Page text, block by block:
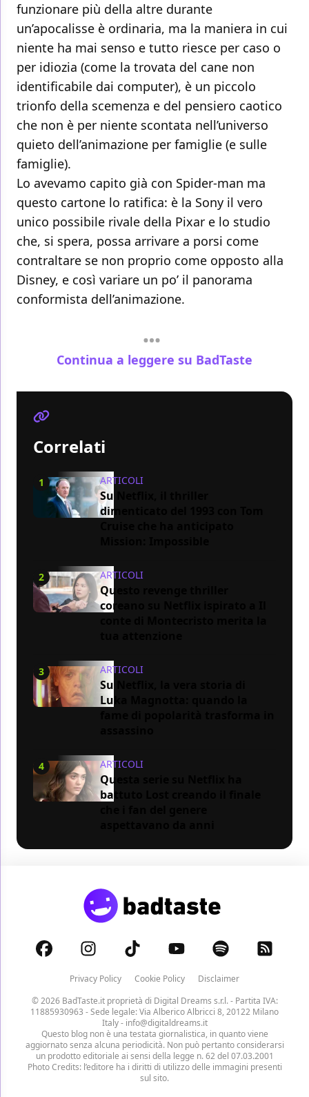
funzionare più della altre durante
un’apocalisse è ordinaria, ma la maniera in cui
niente ha mai senso e tutto riesce per caso o
per idiozia (come la trovata del cane non
identificabile dai computer), è un piccolo
trionfo della scemenza e del pensiero caotico
che non è per niente scontata nell’universo
quieto dell’animazione per famiglie (e sulle
famiglie).
Lo avevamo capito già con Spider-man ma
questo cartone lo ratifica: è la Sony il vero
unico possibile rivale della Pixar e lo studio
che, si spera, possa arrivare a porsi come
contraltare se non proprio come opposto alla
Disney, e così variare un po’ il panorama
conformista dell’animazione.
Continua a leggere su BadTaste
Correlati
1 ARTICOLI
Su Netflix, il thriller
dimenticato del 1993 con Tom
2 ARTICOLI
Questo revenge thriller
coreano su Netflix ispirato a Il
3 ARTICOLI
Su Netflix, la vera storia di
Luka Magnotta: quando la
4 ARTICOLI
Questa serie su Netflix ha
battuto Lost creando il finale
Privacy Policy Cookie Policy
Disclaimer
© 2026 BadTaste.it proprietà di Digital Dreams s.r.l.- Partita IVA:
11885930963 - Sede legale: Via Alberico Albricci 8, 20122 Milano
Italy - info@digitaldreams.it
Questo blog non è una testata giornalistica, in quanto viene
aggiornato senza alcuna periodicità. Non può pertanto considerarsi
un prodotto editoriale ai sensi della legge n. 62 del 07.03.2001
Photo Credits: l’editore ha i diritti di utilizzo delle immagini presenti
sul sito.